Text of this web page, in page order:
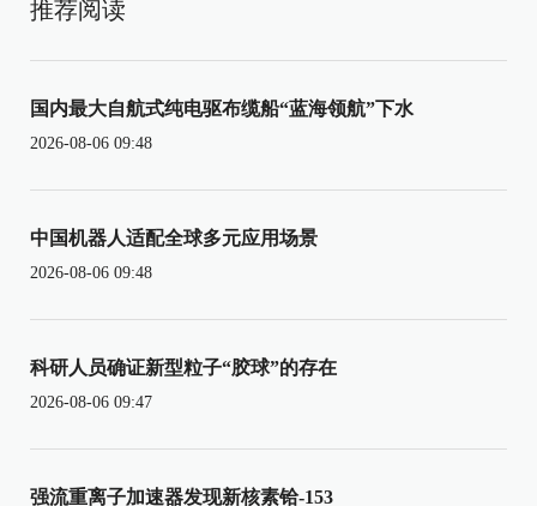
推荐阅读
国内最大自航式纯电驱布缆船“蓝海领航”下水
2026-08-06 09:48
中国机器人适配全球多元应用场景
2026-08-06 09:48
科研人员确证新型粒子“胶球”的存在
2026-08-06 09:47
强流重离子加速器发现新核素铪-153